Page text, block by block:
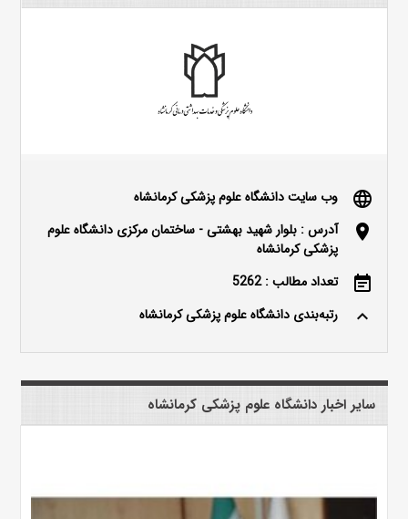
language وب سایت دانشگاه علوم پزشکی کرمانشاه
location_on
آدرس : بلوار شهید بهشتی - ساختمان مرکزی دانشگاه علوم
پزشکی کرمانشاه
event_note تعداد مطالب : 5262
keyboard_arrow_up رتبه‌بندی دانشگاه علوم پزشکی کرمانشاه
سایر اخبار دانشگاه علوم پزشکی کرمانشاه